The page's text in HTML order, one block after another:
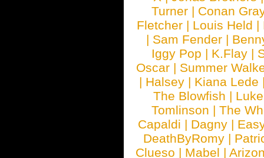
Turner | Conan
Fletcher | Louis Held |
| Sam Fender |
Iggy Pop | K.Flay |
Oscar | Summer
| Halsey | Kiana Lede
The Blowfish |
Tomlinson | The
Capaldi | Dagny |
DeathByRomy |
Clueso | Mabel |